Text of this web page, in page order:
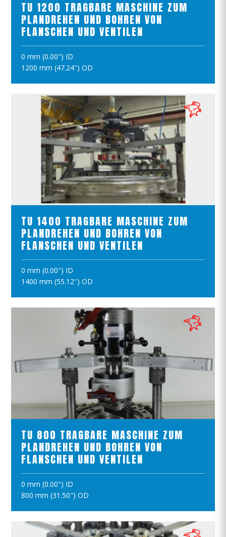
TU 1200 TRAGBARE MASCHINE ZUM
PLANDREHEN UND BOHREN VON
FLANSCHEN UND VENTILEN
0 mm (0.00") ID
1200 mm (47.24") OD
TU 1400 TRAGBARE MASCHINE ZUM
PLANDREHEN UND BOHREN VON
FLANSCHEN UND VENTILEN
0 mm (0.00") ID
1400 mm (55.12") OD
PRODUKTE ANSCHAUEN
TU 800 TRAGBARE MASCHINE ZUM
PLANDREHEN UND BOHREN VON
FLANSCHEN UND VENTILEN
0 mm (0.00") ID
800 mm (31.50") OD
PRODUKTE ANSCHAUEN